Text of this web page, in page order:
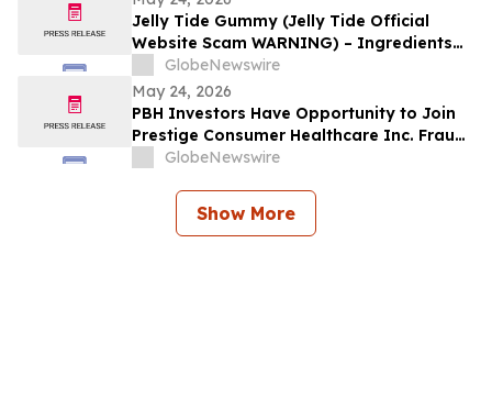
Jelly Tide Gummy (Jelly Tide Official
Website Scam WARNING) – Ingredients
Investigated
GlobeNewswire
May 24, 2026
PBH Investors Have Opportunity to Join
Prestige Consumer Healthcare Inc. Fraud
Investigation with the Schall Law Firm
GlobeNewswire
Show More